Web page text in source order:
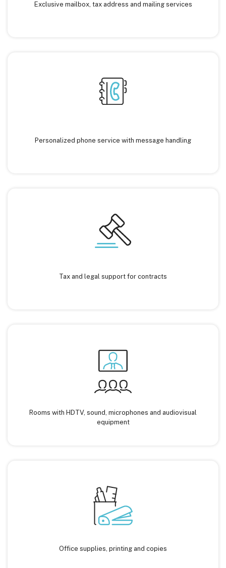
Exclusive mailbox, tax address and mailing services
Personalized phone service with message handling
Tax and legal support for contracts
Rooms with HDTV, sound, microphones and audiovisual
equipment
Office supplies, printing and copies